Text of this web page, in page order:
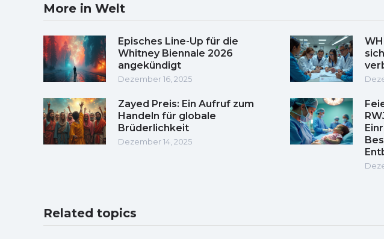
More in Welt
Episches Line-Up für die
Whitney Biennale 2026
angekündigt
Dezember 16, 2025
Zayed Preis: Ein Aufruf zum
Handeln für globale
Brüderlichkeit
Dezember 14, 2025
Related topics